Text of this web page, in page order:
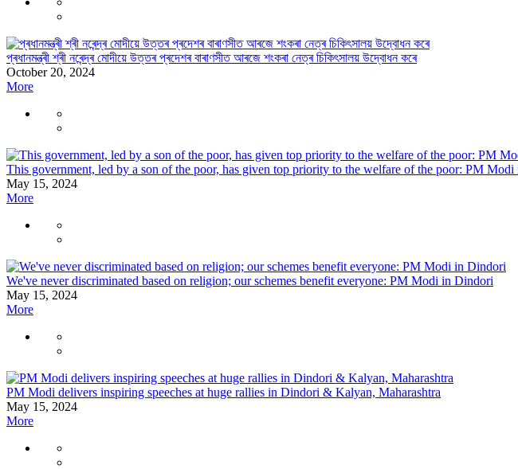
প্ৰধানমন্ত্ৰী শ্ৰী নৰেন্দ্ৰ মোদীয়ে উত্তৰ প্ৰদেশৰ বাৰাণসীত আৰজে শংকৰা নেত্ৰ চিকিৎসালয় উদ্বোধন কৰে
October 20, 2024
More
This government, led by a son of the poor, has given top priority to the welfare of the poor: PM
May 15, 2024
More
We've never discriminated based on religion; our schemes benefit everyone: PM Modi in Dindori
May 15, 2024
More
PM Modi delivers inspiring speeches at huge rallies in Dindori & Kalyan, Maharashtra
May 15, 2024
More